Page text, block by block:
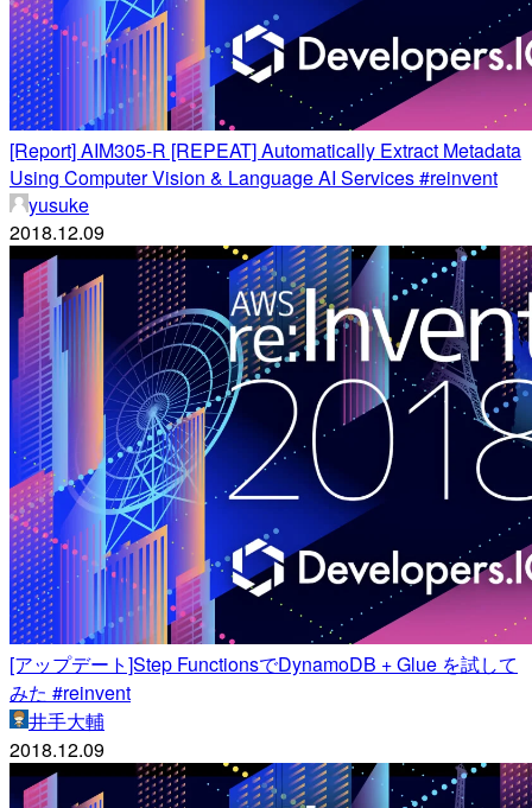
[Report] AIM305-R [REPEAT] Automatically Extract Metadata
Using Computer Vision & Language AI Services #reinvent
yusuke
2018.12.09
[アップデート]Step FunctionsでDynamoDB + Glue を試して
みた #reinvent
井手大輔
2018.12.09